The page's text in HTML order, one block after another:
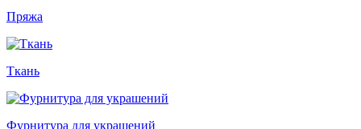
Пряжа
Ткань
Фурнитура для украшений